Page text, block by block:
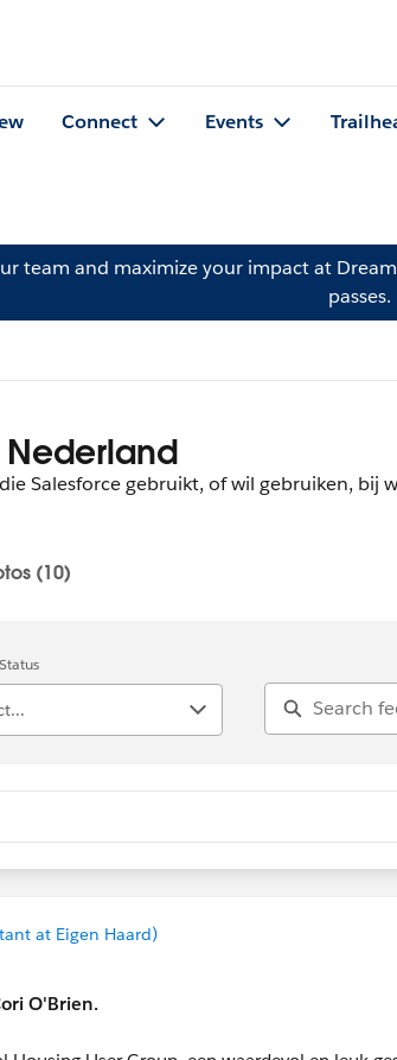
Connect Events
team and maximize your impact at
passes.
Salesforce gebruikt, of wil gebruiken, bij
(10)
at Eigen Haard)
O'Brien.